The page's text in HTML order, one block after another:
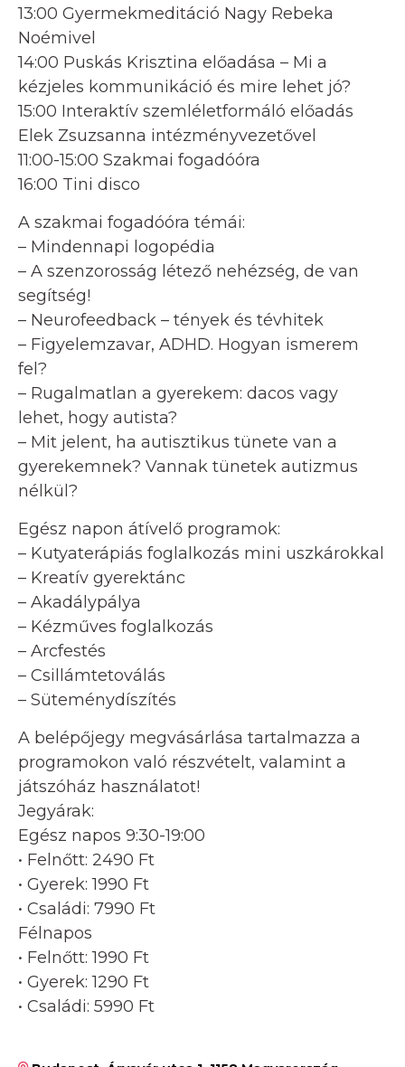
13:00 Gyermekmeditáció Nagy Rebeka
Noémivel
14:00 Puskás Krisztina előadása – Mi a
kézjeles kommunikáció és mire lehet jó?
15:00 Interaktív szemléletformáló előadás
Elek Zsuzsanna intézményvezetővel
11:00-15:00 Szakmai fogadóóra
16:00 Tini disco
A szakmai fogadóóra témái:
– Mindennapi logopédia
– A szenzorosság létező nehézség, de van
segítség!
– Neurofeedback – tények és tévhitek
– Figyelemzavar, ADHD. Hogyan ismerem
fel?
– Rugalmatlan a gyerekem: dacos vagy
lehet, hogy autista?
– Mit jelent, ha autisztikus tünete van a
gyerekemnek? Vannak tünetek autizmus
nélkül?
Egész napon átívelő programok:
– Kutyaterápiás foglalkozás mini uszkárokkal
– Kreatív gyerektánc
– Akadálypálya
– Kézműves foglalkozás
– Arcfestés
– Csillámtetoválás
– Süteménydíszítés
A belépőjegy megvásárlása tartalmazza a
programokon való részvételt, valamint a
játszóház használatot!
Jegyárak:
Egész napos 9:30-19:00
• Felnőtt: 2490 Ft
• Gyerek: 1990 Ft
• Családi: 7990 Ft
Félnapos
• Felnőtt: 1990 Ft
• Gyerek: 1290 Ft
• Családi: 5990 Ft